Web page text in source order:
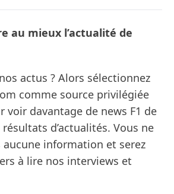
au mieux l’actualité de
actus ? Alors sélectionnez
comme source privilégiée
voir davantage de news F1 de
d’actualités. Vous ne
aucune information et serez
à lire nos interviews et